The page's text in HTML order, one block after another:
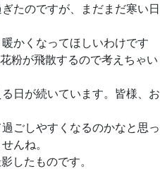
たのですが、まだまだ寒い日
かくなってほしいわけです
粉が飛散するので考えちゃい
日が続いています。皆様、お
ごしやすくなるのかなと思っ
んね。
したものです。